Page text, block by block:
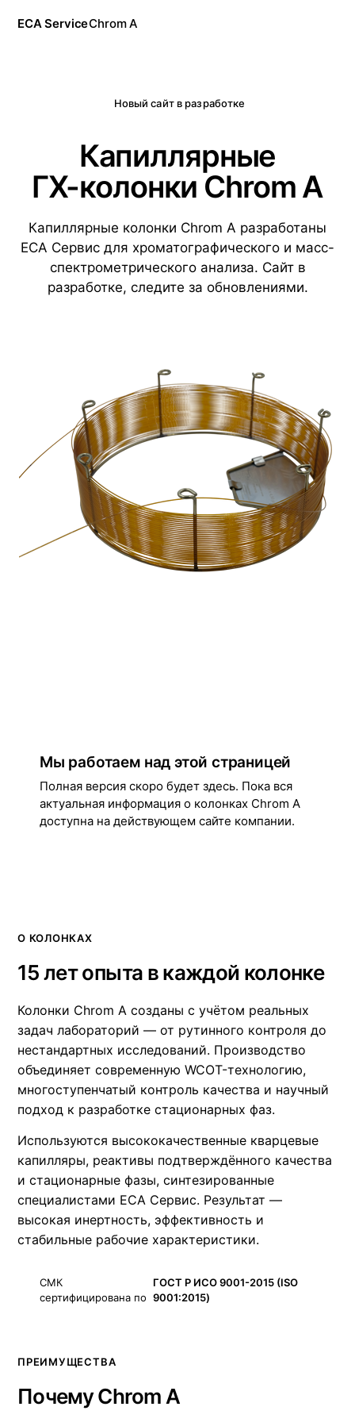
ECA ServiceChrom A
Новый сайт в разработке
Капиллярные
ГХ-колонки Chrom A
Капиллярные колонки Chrom A разработаны
ЕСА Сервис для хроматографического и масс-
спектрометрического анализа. Сайт в
разработке, следите за обновлениями.
Мы работаем над этой страницей
Полная версия скоро будет здесь. Пока вся
актуальная информация о колонках Chrom A
доступна на действующем сайте компании.
О КОЛОНКАХ
15 лет опыта в каждой колонке
Колонки Chrom A созданы с учётом реальных
задач лабораторий — от рутинного контроля до
нестандартных исследований. Производство
объединяет современную WCOT-технологию,
многоступенчатый контроль качества и научный
подход к разработке стационарных фаз.
Используются высококачественные кварцевые
капилляры, реактивы подтверждённого качества
и стационарные фазы, синтезированные
специалистами ЕСА Сервис. Результат —
высокая инертность, эффективность и
стабильные рабочие характеристики.
СМК
сертифицирована по
ГОСТ Р ИСО 9001-2015 (ISO
9001:2015)
ПРЕИМУЩЕСТВА
Почему Chrom A